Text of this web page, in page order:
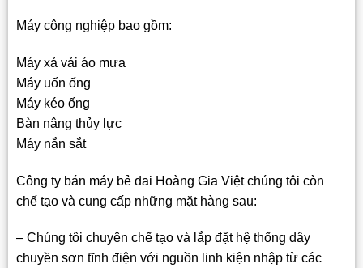
Máy công nghiệp bao gồm:
Máy xả vải áo mưa
Máy uốn ống
Máy kéo ống
Bàn nâng thủy lực
Máy nắn sắt
Công ty bán máy bẻ đai Hoàng Gia Việt chúng tôi còn
chế tạo và cung cấp những mặt hàng sau:
– Chúng tôi chuyên chế tạo và lắp đặt hệ thống dây
chuyền sơn tĩnh điện với nguồn linh kiện nhập từ các